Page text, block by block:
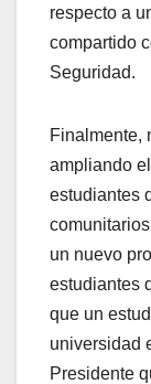
respecto a
compartido
Seguridad.
Finalmente,
ampliando
estudiantes
un nuevo
estudiantes
que un
universidad
Presidente